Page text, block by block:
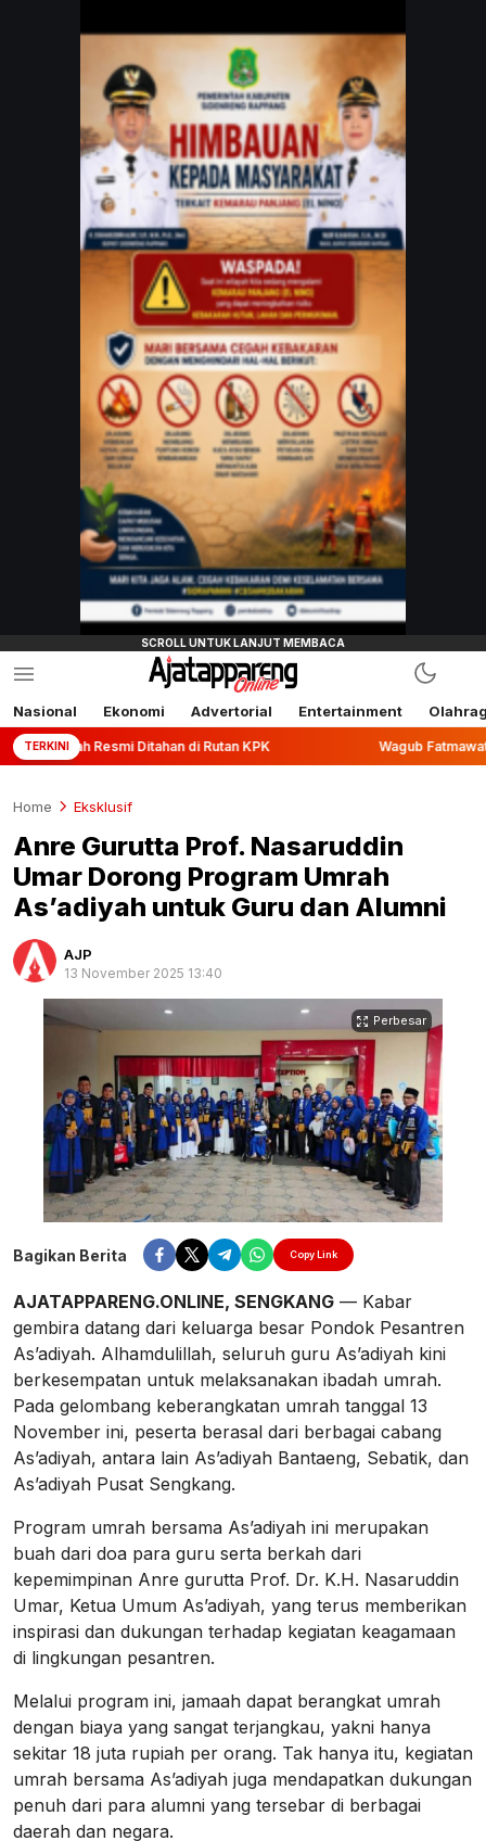
Nasional Ekonomi Advertorial Entertainment
TERKINI
Ditahan di Rutan KPK Wagub Fatmawati Rusdi
Home Eksklusif
Anre Gurutta Prof. Nasaruddin
Umar Dorong Program Umrah
As’adiyah untuk Guru dan Alumni
AJP
13 November 2025 13:40
Perbesar
Bagikan Berita Copy Link
AJATAPPARENG.ONLINE, SENGKANG — Kabar
gembira datang dari keluarga besar Pondok Pesantren
As’adiyah. Alhamdulillah, seluruh guru As’adiyah kini
berkesempatan untuk melaksanakan ibadah umrah.
Pada gelombang keberangkatan umrah tanggal 13
November ini, peserta berasal dari berbagai cabang
As’adiyah, antara lain As’adiyah Bantaeng, Sebatik, dan
As’adiyah Pusat Sengkang.
Program umrah bersama As’adiyah ini merupakan
buah dari doa para guru serta berkah dari
kepemimpinan Anre gurutta Prof. Dr. K.H. Nasaruddin
Umar, Ketua Umum As’adiyah, yang terus memberikan
inspirasi dan dukungan terhadap kegiatan keagamaan
di lingkungan pesantren.
Melalui program ini, jamaah dapat berangkat umrah
dengan biaya yang sangat terjangkau, yakni hanya
sekitar 18 juta rupiah per orang. Tak hanya itu, kegiatan
umrah bersama As’adiyah juga mendapatkan dukungan
penuh dari para alumni yang tersebar di berbagai
daerah dan negara.